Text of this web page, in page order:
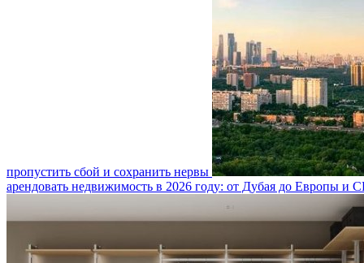
пропустить сбой и сохранить нервы
арендовать недвижимость в 2026 году: от Дубая до Европы и